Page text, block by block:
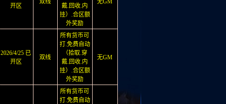
开区
双线
戴.回收.内
挂）.合区额
外奖励
无GM
2026/4/25 已
开区
双线
所有货币可
打.免费自动
（拾取.穿
戴.回收.内
挂）.合区额
外奖励
无GM
所有货币可
打.免费自动